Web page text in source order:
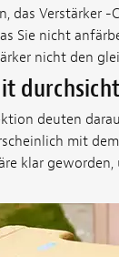
das Verstärker
Sie nicht
nicht den
deuten
mit
klar